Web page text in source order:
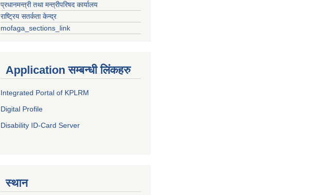
प्रधानमन्त्री तथा मन्त्रीपरिषद कार्यालय
राष्ट्रिय सतर्कता केन्द्र
mofaga_sections_link
Application सम्बन्धी लिंकहरु
Integrated Portal of KPLRM
Digital Profile
Disability ID-Card Server
स्थान